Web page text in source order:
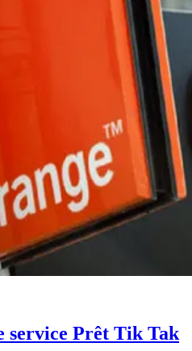
service Prêt Tik Tak